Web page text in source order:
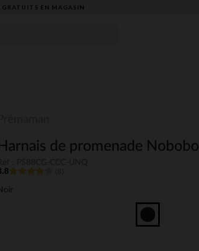
EN MAGASIN​
Harnais de promenade Nobobo